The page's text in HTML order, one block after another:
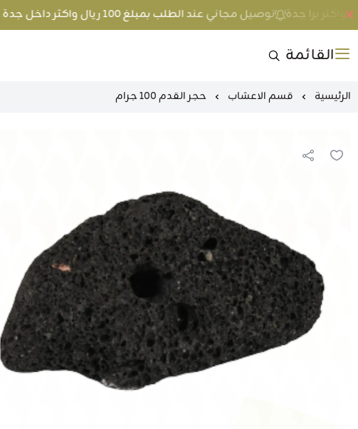
توصيل مجاني عند الطلب بمبلغ 100 ريال واكثر داخل جدة و 200 ريال واكثر برا جدة
القائمة
الرئيسية قسم الاعشاب حجر القدم 100 جرام